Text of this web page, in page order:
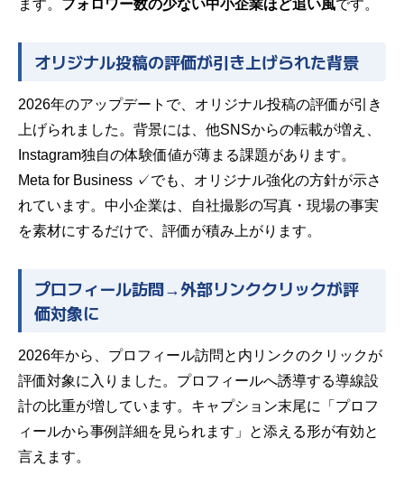
ます。 フォロワー数の少ない中小企業ほど追い風です。
オリジナル投稿の評価が引き上げられた背景
2026年のアップデートで、オリジナル投稿の評価が引き
上げられました。背景には、他SNSからの転載が増え、
Instagram独自の体験価値が薄まる課題があります。
Meta for Business ✓でも、オリジナル強化の方針が示さ
れています。中小企業は、自社撮影の写真・現場の事実
を素材にするだけで、評価が積み上がります。
プロフィール訪問→外部リンククリックが評
価対象に
2026年から、プロフィール訪問と内リンクのクリックが
評価対象に入りました。プロフィールへ誘導する導線設
計の比重が増しています。キャプション末尾に「プロフ
ィールから事例詳細を見られます」と添える形が有効と
言えます。